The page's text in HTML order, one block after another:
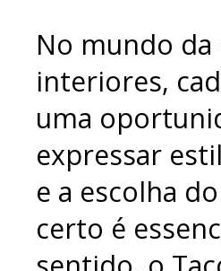
No mundo da
interiores,
uma
expressar
e a escolha
certo é